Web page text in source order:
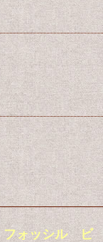
ォッシル ビ